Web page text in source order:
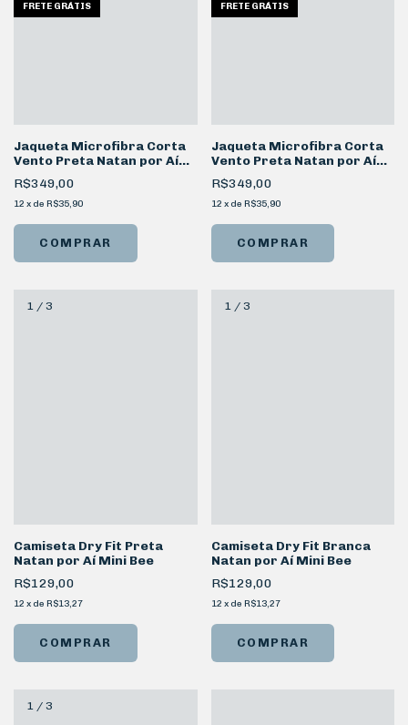
FRETE GRÁTIS
Jaqueta Microfibra Corta
Vento Preta Natan por Aí
24h
R$349,00
12 x de R$35,90
COMPRAR
FRETE GRÁTIS
Jaqueta Microfibra Corta
Vento Preta Natan por Aí
TMJ
R$349,00
12 x de R$35,90
COMPRAR
1 / 3
Camiseta Dry Fit Preta
Natan por Aí Mini Bee
R$129,00
12 x de R$13,27
COMPRAR
1 / 3
Camiseta Dry Fit Branca
Natan por Aí Mini Bee
R$129,00
12 x de R$13,27
COMPRAR
1 / 3